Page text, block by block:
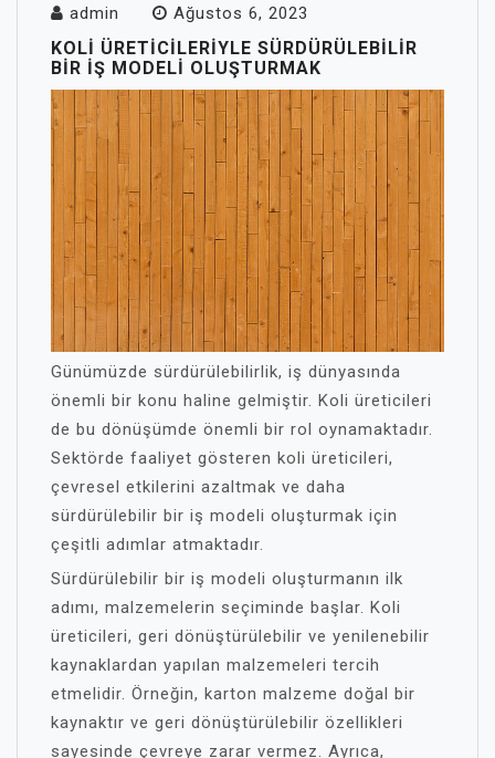
admin Ağustos 6, 2023
KOLI ÜRETICILERIYLE SÜRDÜRÜLEBILIR
BIR IŞ MODELI OLUŞTURMAK
Günümüzde sürdürülebilirlik, iş dünyasında
önemli bir konu haline gelmiştir. Koli üreticileri
de bu dönüşümde önemli bir rol oynamaktadır.
Sektörde faaliyet gösteren koli üreticileri,
çevresel etkilerini azaltmak ve daha
sürdürülebilir bir iş modeli oluşturmak için
çeşitli adımlar atmaktadır.
Sürdürülebilir bir iş modeli oluşturmanın ilk
adımı, malzemelerin seçiminde başlar. Koli
üreticileri, geri dönüştürülebilir ve yenilenebilir
kaynaklardan yapılan malzemeleri tercih
etmelidir. Örneğin, karton malzeme doğal bir
kaynaktır ve geri dönüştürülebilir özellikleri
sayesinde çevreye zarar vermez. Ayrıca,